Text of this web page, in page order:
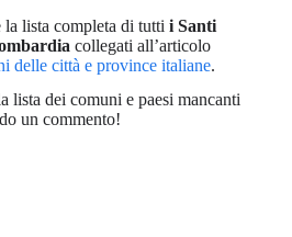
lista completa di tutti i Santi
collegati all’articolo
delle città e province italiane.
lista dei comuni e paesi mancanti
un commento!